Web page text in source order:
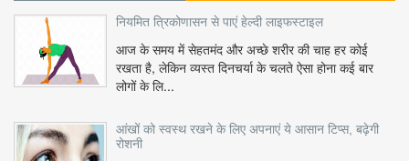
नियमित त्रिकोणासन से पाएं हेल्दी लाइफस्टाइल
आज के समय में सेहतमंद और अच्छे शरीर की चाह हर कोई
रखता है, लेकिन व्यस्त दिनचर्या के चलते ऐसा होना कई बार
लोगों के लि...
आंखों को स्वस्थ रखने के लिए अपनाएं ये आसान टिप्स, बढ़ेगी
रोशनी